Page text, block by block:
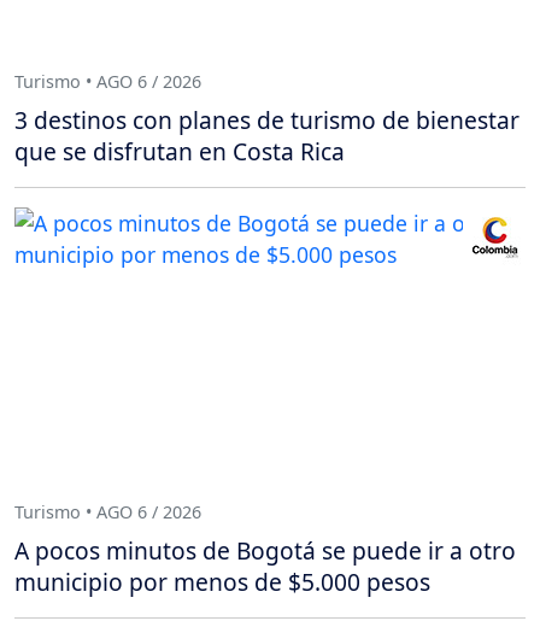
Turismo • AGO 6 / 2026
3 destinos con planes de turismo de bienestar
que se disfrutan en Costa Rica
Turismo • AGO 6 / 2026
A pocos minutos de Bogotá se puede ir a otro
municipio por menos de $5.000 pesos